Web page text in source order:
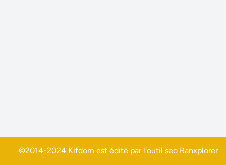
©2014-2024 Kifdom est édité par l'outil seo Ranxplorer